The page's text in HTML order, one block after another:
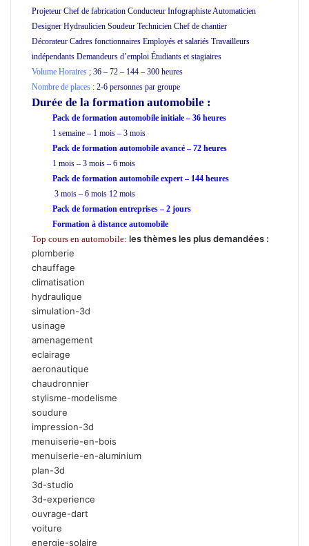
Projeteur Chef de fabrication Conducteur Infographiste Automaticien
Designer Hydraulicien Soudeur Technicien Chef de chantier
Décorateur Cadres fonctionnaires Employés et salariés Travailleurs
indépendants Demandeurs d’emploi Étudiants et stagiaires
Volume Horaires ; 36 – 72 – 144 – 300 heures
Nombre de places : 2-6 personnes par groupe
Durée de la formationautomobile :
Pack de formation automobile initiale – 36 heures
1 semaine – 1 mois – 3 mois
Pack de formation automobile avancé – 72 heures
1 mois – 3 mois – 6 mois
Pack de formation automobile expert – 144 heures
3 mois – 6 mois 12 mois
Pack de formation entreprises – 2 jours
Formation à distance automobile
Top cours en automobile: les thèmes les plus demandées :
plomberie
chauffage
climatisation
hydraulique
simulation-3d
usinage
amenagement
eclairage
aeronautique
chaudronnier
stylisme-modelisme
soudure
impression-3d
menuiserie-en-bois
menuiserie-en-aluminium
plan-3d
3d-studio
3d-experience
ouvrage-dart
voiture
energie-solaire